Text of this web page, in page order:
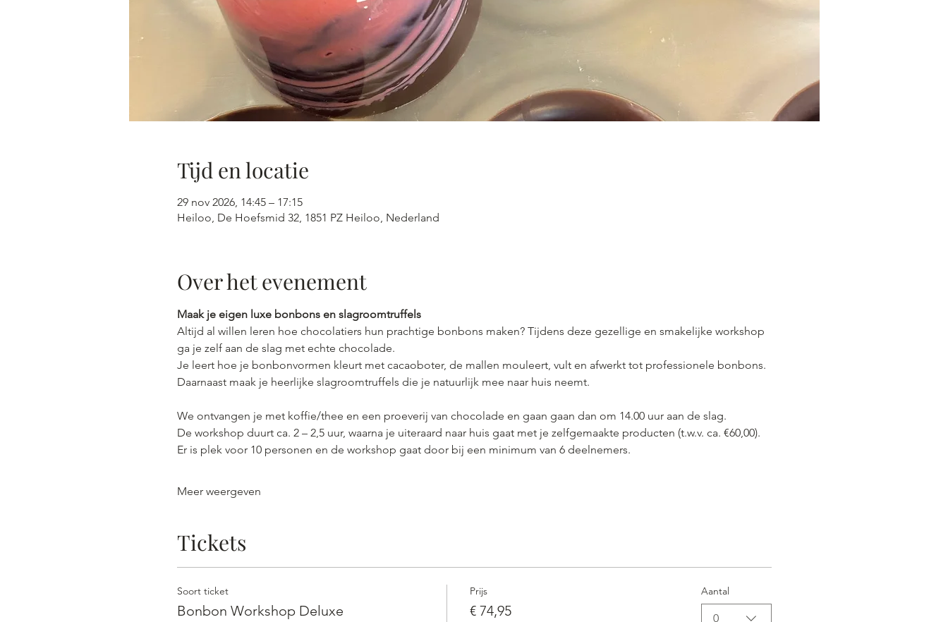
Tijd en locatie
29 nov 2026, 14:45 – 17:15
Heiloo, De Hoefsmid 32, 1851 PZ Heiloo, Nederland
Over het evenement
Maak je eigen luxe bonbons en slagroomtruffels
Altijd al willen leren hoe chocolatiers hun prachtige bonbons maken? Tijdens deze gezellige en smakelijke workshop
ga je zelf aan de slag met echte chocolade.
Je leert hoe je bonbonvormen kleurt met cacaoboter, de mallen mouleert, vult en afwerkt tot professionele bonbons.
Daarnaast maak je heerlijke slagroomtruffels die je natuurlijk mee naar huis neemt.
We ontvangen je met koffie/thee en een proeverij van chocolade en gaan gaan dan om 14.00 uur aan de slag.
De workshop duurt ca. 2 – 2,5 uur, waarna je uiteraard naar huis gaat met je zelfgemaakte producten (t.w.v. ca. €60,00).
Er is plek voor 10 personen en de workshop gaat door bij een minimum van 6 deelnemers.
Meer weergeven
Tickets
Soort ticket
Bonbon Workshop Deluxe
Prijs
€ 74,95
Aantal
0